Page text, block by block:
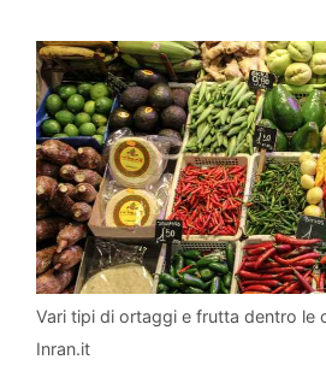
Vari tipi di ortaggi e frutta dentro le
Inran.it